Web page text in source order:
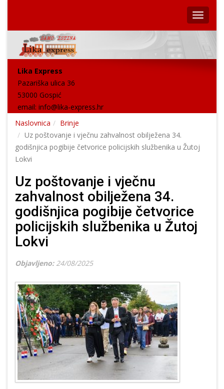
Lika Express
Pazariška ulica 36
53000 Gospić
email: info@lika-express.hr
Naslovnica
Brinje
Uz poštovanje i vječnu zahvalnost obilježena 34.
godišnjica pogibije četvorice policijskih službenika u Žutoj
Lokvi
Uz poštovanje i vječnu
zahvalnost obilježena 34.
godišnjica pogibije četvorice
policijskih službenika u Žutoj
Lokvi
Objavljeno: 24/08/2025